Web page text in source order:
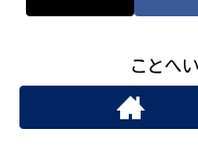
ことへ